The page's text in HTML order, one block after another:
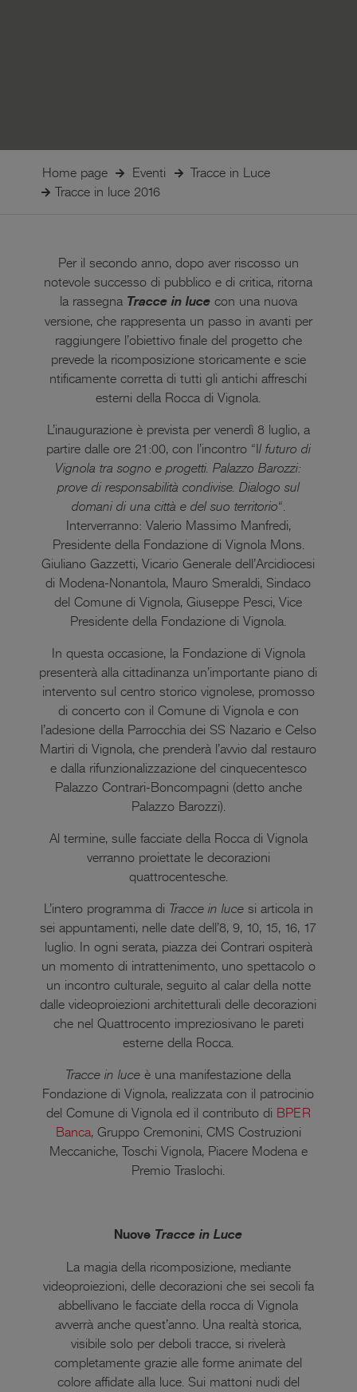
Home page Eventi
Tracce in Luce
Tracce in luce 2016
Per il secondo anno, dopo aver riscosso un
notevole successo di pubblico e di critica, ritorna
la rassegna Tracce in luce con una nuova
versione, che rappresenta un passo in avanti per
raggiungere l’obiettivo finale del progetto che
prevede la ricomposizione storicamente e scie
ntificamente corretta di tutti gli antichi affreschi
esterni della Rocca di Vignola.
L’inaugurazione è prevista per venerdì 8 luglio, a
partire dalle ore 21:00, con l’incontro “Il futuro di
Vignola tra sogno e progetti. Palazzo Barozzi:
prove di responsabilità condivise. Dialogo sul
domani di una città e del suo territorio“.
Interverranno: Valerio Massimo Manfredi,
Presidente della Fondazione di Vignola Mons.
Giuliano Gazzetti, Vicario Generale dell’Arcidiocesi
di Modena-Nonantola, Mauro Smeraldi, Sindaco
del Comune di Vignola, Giuseppe Pesci, Vice
Presidente della Fondazione di Vignola.
In questa occasione, la Fondazione di Vignola
presenterà alla cittadinanza un’importante piano di
intervento sul centro storico vignolese, promosso
di concerto con il Comune di Vignola e con
l’adesione della Parrocchia dei SS Nazario e Celso
Martiri di Vignola, che prenderà l’avvio dal restauro
e dalla rifunzionalizzazione del cinquecentesco
Palazzo Contrari-Boncompagni (detto anche
Palazzo Barozzi).
Al termine, sulle facciate della Rocca di Vignola
verranno proiettate le decorazioni
quattrocentesche.
L’intero programma di Tracce in lucesi articola in
sei appuntamenti, nelle date dell’8, 9, 10, 15, 16, 17
luglio. In ogni serata, piazza dei Contrari ospiterà
un momento di intrattenimento, uno spettacolo o
un incontro culturale, seguito al calar della notte
dalle videoproiezioni architetturali delle decorazioni
che nel Quattrocento impreziosivano le pareti
esterne della Rocca.
Tracce in luce è una manifestazione della
Fondazione di Vignola, realizzata con il patrocinio
del Comune di Vignola ed il contributo di BPER
Banca, Gruppo Cremonini, CMS Costruzioni
Meccaniche, Toschi Vignola, Piacere Modena e
Premio Traslochi.
Nuove Tracce in Luce
La magia della ricomposizione, mediante
videoproiezioni, delle decorazioni che sei secoli fa
abbellivano le facciate della rocca di Vignola
avverrà anche quest’anno. Una realtà storica,
visibile solo per deboli tracce, si rivelerà
completamente grazie alle forme animate del
colore affidate alla luce. Sui mattoni nudi del